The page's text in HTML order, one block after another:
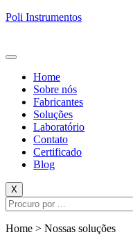
Poli Instrumentos
Home
Sobre nós
Fabricantes
Soluções
Laboratório
Contato
Certificado
Blog
X
Home > Nossas soluções